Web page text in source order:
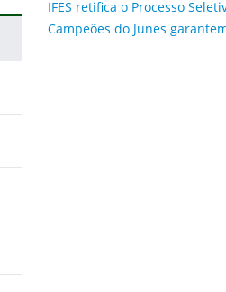
IFES retifica o Processo
Campeões do Junes